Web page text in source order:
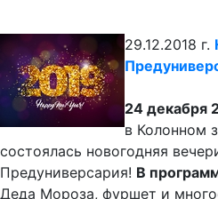
29.12.2018 г.
24 декабря
в Колонном
состоялась новогодняя
Предуниверсария! В
Деда Мороза, фуршет и